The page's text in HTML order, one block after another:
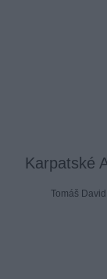
Karpatské
Tomáš David